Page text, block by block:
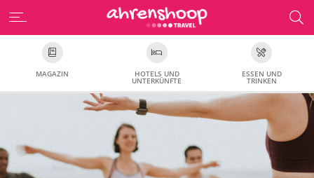
MAGAZIN HOTELS UND
UNTERKÜNFTE
ESSEN UND
TRINKEN